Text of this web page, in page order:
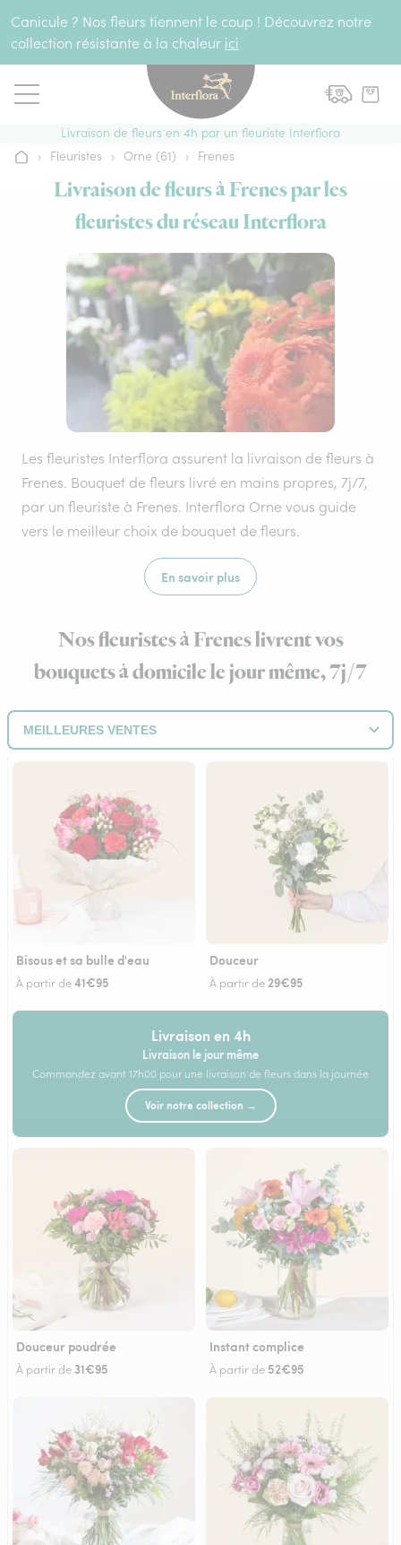
Canicule ? Nos fleurs tiennent le coup ! Découvrez notre
collection résistante à la chaleur ici
Livraison de fleurs en 4h par un fleuriste Interflora
Accueil
› Fleuristes › Orne (61) › Frenes
Livraison de fleurs à Frenes par les
fleuristes du réseau Interflora
Les fleuristes Interflora assurent la livraison de fleurs à
Frenes. Bouquet de fleurs livré en mains propres, 7j/7,
par un fleuriste à Frenes. Interflora Orne vous guide
vers le meilleur choix de bouquet de fleurs.
En savoir plus
Nos fleuristes à Frenes livrent vos
bouquets à domicile le jour même, 7j/7
Bisous et sa bulle d'eau
À partir de41€95
Douceur
À partir de 29€95
Livraison en 4h
Livraison le jour même
Commandez avant 17h00 pour une livraison de fleurs dans la journée
Voir notre collection →
Douceur poudrée
À partir de 31€95
Instant complice
À partir de 52€95